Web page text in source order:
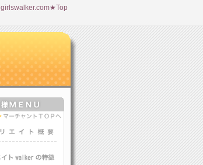
girlswalker.com★Top